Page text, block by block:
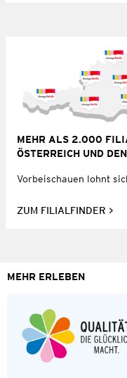
MEHR ALS 2.000
ÖSTERREICH UND
Vorbeischauen lohnt
ZUM FILIALFINDER
MEHR ERLEBEN